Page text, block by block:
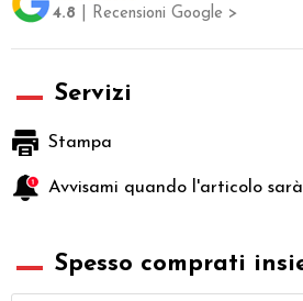
4.8 | Recensioni Google >
Servizi
Stampa
Avvisami quando l'articolo
Spesso comprati